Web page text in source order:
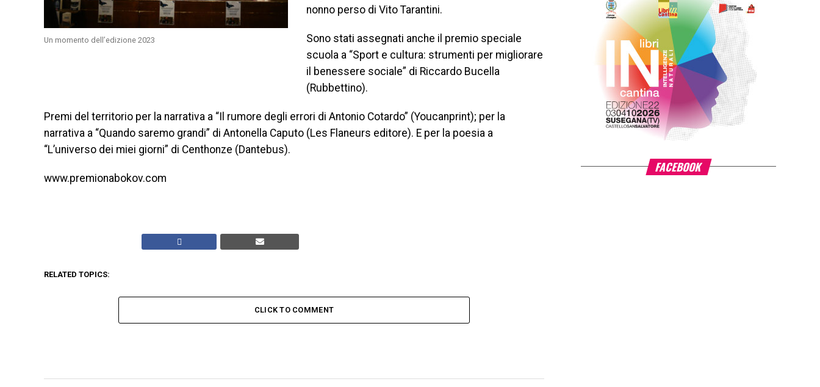
Un momento dell’edizione 2023
nonno perso di Vito Tarantini.
Sono stati assegnati anche il premio speciale
scuola a “Sport e cultura: strumenti per migliorare
il benessere sociale” di Riccardo Bucella
(Rubbettino).
Premi del territorio per la narrativa a “Il rumore degli errori di Antonio Cotardo” (Youcanprint); per la
narrativa a “Quando saremo grandi” di Antonella Caputo (Les Flaneurs editore). E per la poesia a
“L’universo dei miei giorni” di Centhonze (Dantebus).
www.premionabokov.com
RELATED TOPICS:
CLICK TO COMMENT
FACEBOOK